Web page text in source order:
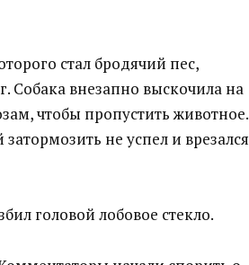
стал бродячий пес,
Собака внезапно выскочила на
чтобы пропустить животное.
не успел и врезался
головой лобовое стекло.